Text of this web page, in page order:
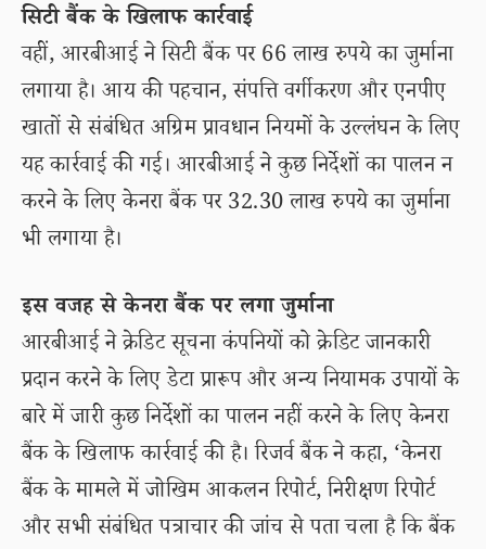
सिटी बैंक के खिलाफ कार्रवाई
वहीं, आरबीआई ने सिटी बैंक पर 66 लाख रुपये का जुर्माना
लगाया है। आय की पहचान, संपत्ति वर्गीकरण और एनपीए
खातों से संबंधित अग्रिम प्रावधान नियमों के उल्लंघन के लिए
यह कार्रवाई की गई। आरबीआई ने कुछ निर्देशों का पालन न
करने के लिए केनरा बैंक पर 32.30 लाख रुपये का जुर्माना
भी लगाया है।
इस वजह से केनरा बैंक पर लगा जुर्माना
आरबीआई ने क्रेडिट सूचना कंपनियों को क्रेडिट जानकारी
प्रदान करने के लिए डेटा प्रारूप और अन्य नियामक उपायों के
बारे में जारी कुछ निर्देशों का पालन नहीं करने के लिए केनरा
बैंक के खिलाफ कार्रवाई की है। रिजर्व बैंक ने कहा, ‘केनरा
बैंक के मामले में जोखिम आकलन रिपोर्ट, निरीक्षण रिपोर्ट
और सभी संबंधित पत्राचार की जांच से पता चला है कि बैंक